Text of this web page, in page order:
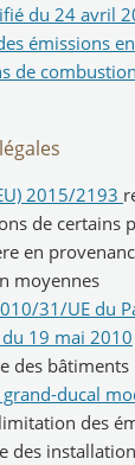
du 24 avril
émissions
de
2015/2193
de certains
en
moyennes
31/UE du
19 mai 2010
des bâtiments
grand-ducal
des
des